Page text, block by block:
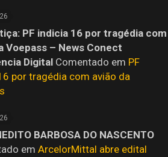
PF indicia 16 por tragédia com
Voepass – News Conect
DigitalComentado em PF
por tragédia com avião da
BARBOSA DO NASCENTO
em ArcelorMittal abre edital